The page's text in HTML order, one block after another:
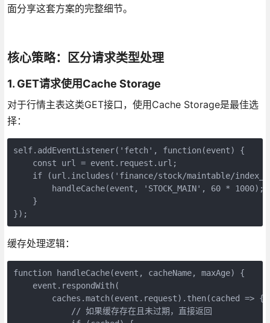
面分享这套方案的完整细节。
核心策略：区分请求类型处理
1. GET请求使用Cache Storage
对于行情主表这类GET接口，使用Cache Storage是最佳选
择：
self.addEventListener('fetch', function(event) {
    const url = event.request.url;
if (url.includes('finance/stock/maintable/
handleCache(event, 'STOCK_MAIN', 60 * 1000);
    }
});
缓存处理逻辑：
function handleCache(event, cacheName, maxAge) {
    event.respondWith(
        caches.match(event.request).then(cached => {
            // 如果缓存存在且未过期，直接返回